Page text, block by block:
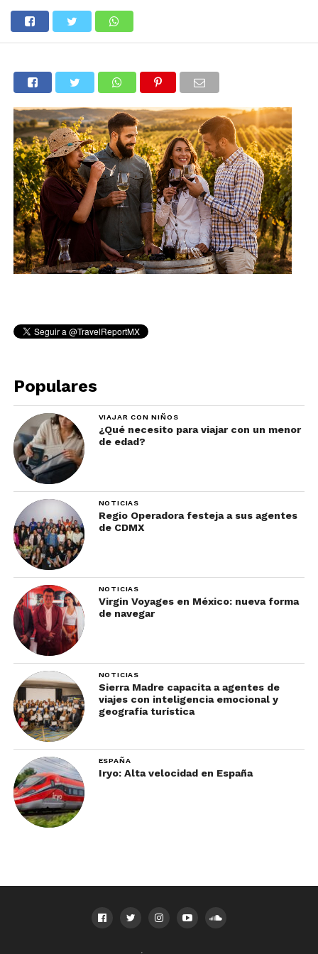
Populares
VIAJAR CON NIÑOS
¿Qué necesito para viajar con un menor
de edad?
NOTICIAS
Regio Operadora festeja a sus agentes
de CDMX
NOTICIAS
Virgin Voyages en México: nueva forma
de navegar
NOTICIAS
Sierra Madre capacita a agentes de
viajes con inteligencia emocional y
geografía turística
ESPAÑA
Iryo: Alta velocidad en España